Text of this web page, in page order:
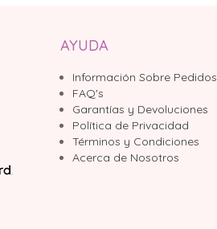
AYUDA
Información Sobre Pedidos
FAQ's
Garantías y Devoluciones
Política de Privacidad
Términos y Condiciones
Acerca de Nosotros